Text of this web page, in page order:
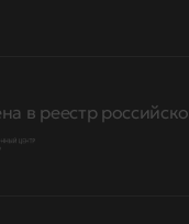
в реестр